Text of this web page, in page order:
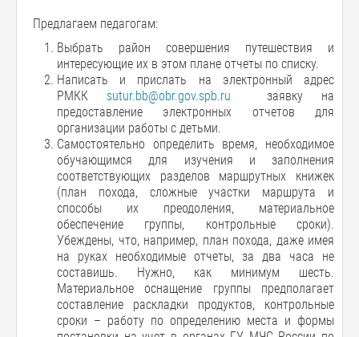
Предлагаем педагогам:
Выбрать район совершения путешествия и
интересующие их в этом плане отчеты по списку.
Написать и прислать на электронный адрес
РМКК sutur.bb@obr.gov.spb.ru заявку на
предоставление электронных отчетов для
организации работы с детьми.
Самостоятельно определить время, необходимое
обучающимся для изучения и заполнения
соответствующих разделов маршрутных книжек
(план похода, сложные участки маршрута и
способы их преодоления, материальное
обеспечение группы, контрольные сроки).
Убеждены, что, например, план похода, даже имея
на руках необходимые отчеты, за два часа не
составишь. Нужно, как минимум шесть.
Материальное оснащение группы предполагает
составление раскладки продуктов, контрольные
сроки – работу по определению места и формы